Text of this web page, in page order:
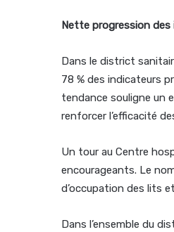
Nette progression
Dans le district
78 % des indicateurs
tendance souligne un
renforcer l’efficacité
Un tour au Centre
encourageants. Le
d’occupation des lits
Dans l’ensemble du